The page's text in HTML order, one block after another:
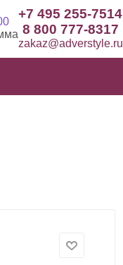
+7 495 255-7514
8 800 777-8317
zakaz@adverstyle.ru